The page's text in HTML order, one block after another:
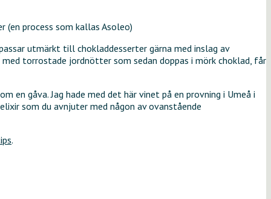
process som kallas Asoleo)
utmärkt till chokladdesserter gärna med inslag av
torrostade jordnötter som sedan doppas i mörk choklad, får
gåva. Jag hade med det här vinet på en provning i Umeå i
som du avnjuter med någon av ovanstående
.